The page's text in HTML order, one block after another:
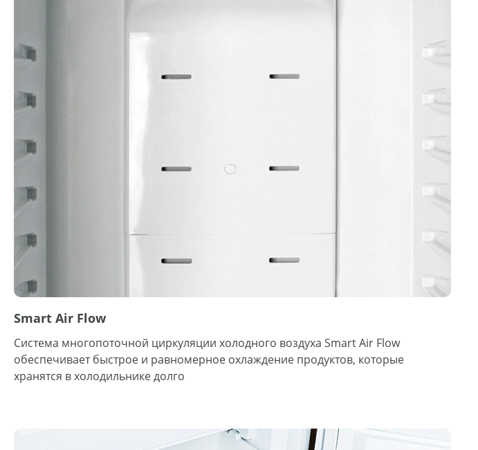
Smart Air Flow
Система многопоточной циркуляции холодного воздуха Smart Air Flow
обеспечивает быстрое и равномерное охлаждение продуктов, которые
хранятся в холодильнике долго